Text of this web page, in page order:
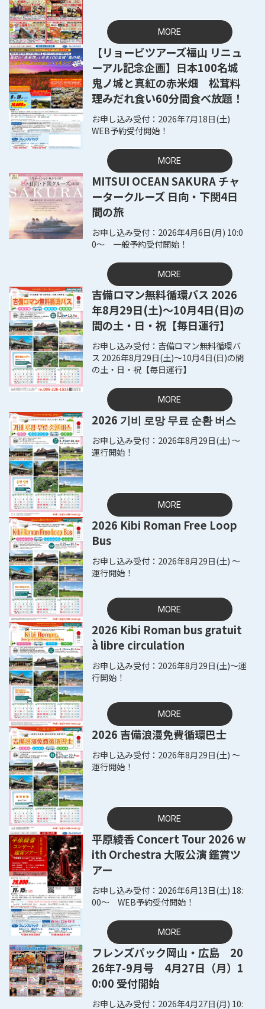
MORE
【リョービツアーズ福山 リニュ
ーアル記念企画】日本100名城
鬼ノ城と真紅の赤米畑 松茸料
理みだれ食い60分間食べ放題！
2026年7月18日(土)
WEB予約受付開始！
MORE
MITSUI OCEAN SAKURA チャ
ータークルーズ 日向・下関4日
間の旅
2026年4月6日(月) 10:0
0～ 一般予約受付開始！
MORE
吉備ロマン無料循環バス 2026
年8月29日(土)～10月4日(日)の
間の土・日・祝【毎日運行】
吉備ロマン無料循環バ
ス 2026年8月29日(土)～10月4日(日)の間
の土・日・祝【毎日運行】
MORE
2026 기비 로망 무료 순환 버스
2026年8月29日(土) ～
運行開始！
MORE
2026 Kibi Roman Free Loop
Bus
2026年8月29日(土) ～
運行開始！
MORE
2026 Kibi Roman bus gratuit
à libre circulation
2026年8月29日(土)～運
行開始！
MORE
2026 吉備浪漫免費循環巴士
2026年8月29日(土) ～
運行開始！
MORE
平原綾香 Concert Tour 2026 w
ith Orchestra 大阪公演 鑑賞ツ
アー
2026年6月13日(土) 18:
00～ WEB予約受付開始！
MORE
フレンズパック岡山・広島 20
26年7-9月号 4月27日（月）1
0:00 受付開始
2026年4月27日(月) 10: